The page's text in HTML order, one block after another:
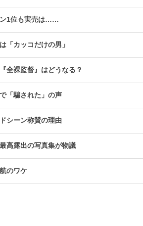
1位も実売は……
「カッコだけの男」
全裸監督』はどうなる？
「騙された」の声
シーン称賛の理由
高露出の写真集が物議
のワケ